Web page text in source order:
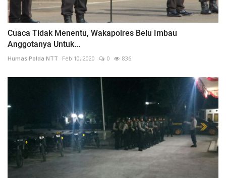
Cuaca Tidak Menentu, Wakapolres Belu Imbau
Anggotanya Untuk...
Humas Polda NTT Feb 10, 2020 0 836